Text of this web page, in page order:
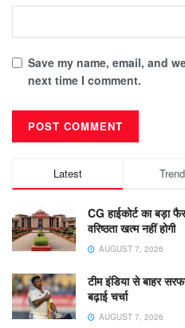
Save my name, email, and
next time I comment.
Latest
CG हाईकोर्ट का बड़ा
वरिष्ठता खत्म नहीं होगी
AUGUST 7, 2026
टीम इंडिया से बाहर
बढ़ाई चर्चा
AUGUST 7, 2026